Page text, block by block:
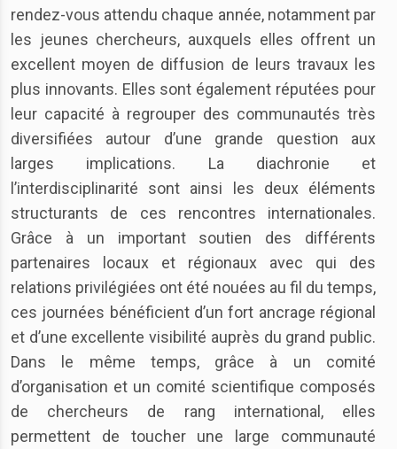
rendez-vous attendu chaque année, notamment par
les jeunes chercheurs, auxquels elles offrent un
excellent moyen de diffusion de leurs travaux les
plus innovants. Elles sont également réputées pour
leur capacité à regrouper des communautés très
diversifiées autour d’une grande question aux
larges implications. La diachronie et
l’interdisciplinarité sont ainsi les deux éléments
structurants de ces rencontres internationales.
Grâce à un important soutien des différents
partenaires locaux et régionaux avec qui des
relations privilégiées ont été nouées au fil du temps,
ces journées bénéficient d’un fort ancrage régional
et d’une excellente visibilité auprès du grand public.
Dans le même temps, grâce à un comité
d’organisation et un comité scientifique composés
de chercheurs de rang international, elles
permettent de toucher une large communauté